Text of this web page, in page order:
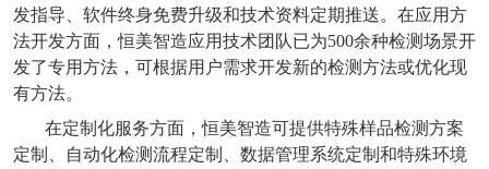
发指导、软件终身免费升级和技术资料定期推送。在应用方
法开发方面，恒美智造应用技术团队已为500余种检测场景开
发了专用方法，可根据用户需求开发新的检测方法或优化现
有方法。
在定制化服务方面，恒美智造可提供特殊样品检测方案
定制、自动化检测流程定制、数据管理系统定制和特殊环境